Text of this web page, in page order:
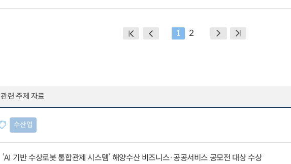
1 2
관련 주제 자료
수산업
’AI 기반 수상로봇 통합관제 시스템’ 해양수산 비즈니스·공공서비스 공모전 대상 수상